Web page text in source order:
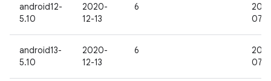
android12-
5.10
2020-
12-13
6
07-
android13-
5.10
2020-
12-13
6
07-